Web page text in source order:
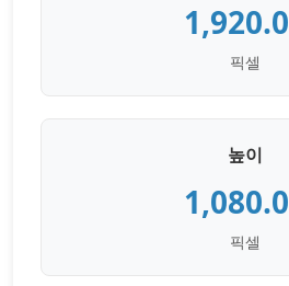
픽셀
높이
픽셀